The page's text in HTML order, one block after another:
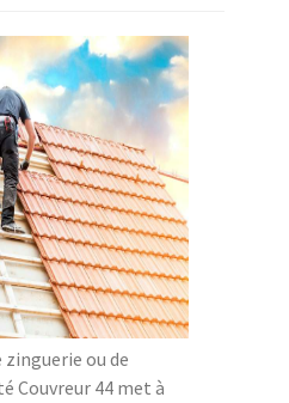
zinguerie ou de
Couvreur 44 met à